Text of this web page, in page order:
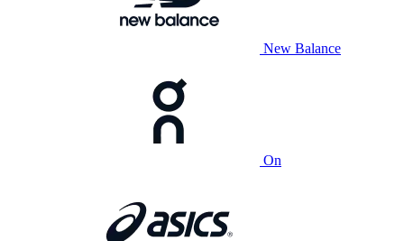
New Balance
On